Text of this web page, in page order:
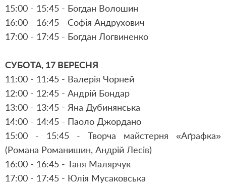
15:00 - 15:45 - Богдан Волошин
16:00 - 16:45 - Софія Андрухович
17:00 - 17:45 - Богдан Логвиненко
СУБОТА, 17 ВЕРЕСНЯ
11:00 - 11:45 - Валерія Чорней
12:00 - 12:45 - Андрій Бондар
13:00 - 13:45 - Яна Дубинянська
14:00 - 14:45 - Паоло Джордано
15:00 - 15:45 - Творча майстерня «Аґрафка»
(Романа Романишин, Андрій Лесів)
16:00 - 16:45 - Таня Малярчук
17:00 - 17:45 - Юлія Мусаковська